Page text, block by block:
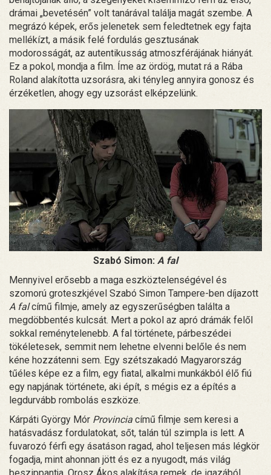
drámai „bevetésén” volt tanárával találja magát szembe. A
megrázó képek, erős jelenetek sem feledtetnek egy fajta
mellékízt, a másik felé fordulás gesztusának
modorosságát, az autentikusság atmoszférájának hiányát.
Ez a pokol, mondja a film. Íme az ördög, mutat rá a Rába
Roland alakította uzsorásra, aki tényleg annyira gonosz és
érzéketlen, ahogy egy uzsorást elképzelünk.
Szabó Simon: A fal
Mennyivel erősebb a maga eszköztelenségével és
szomorú groteszkjével Szabó Simon Tampere-ben díjazott
A falcímű filmje, amely az egyszerűségben találta a
megdöbbentés kulcsát. Mert a pokol az apró drámák felől
sokkal reménytelenebb. A fal története, párbeszédei
tökéletesek, semmit nem lehetne elvenni belőle és nem
kéne hozzátenni sem. Egy szétszakadó Magyarország
tűéles képe ez a film, egy fiatal, alkalmi munkákból élő fiú
egy napjának története, aki épít, s mégis ez a építés a
legdurvább rombolás eszköze.
Kárpáti György Mór Provincia című filmje sem keresi a
hatásvadász fordulatokat, sőt, talán túl szimpla is lett. A
fuvarozó férfi egy ásatáson ragad, ahol teljesen más légkör
fogadja, mint ahonnan jött és ez a nyugodt, más világ